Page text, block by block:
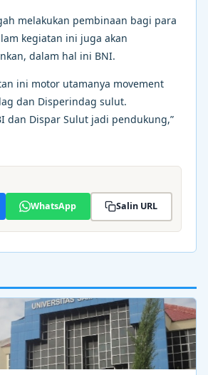
melakukan pembinaan bagi para
kegiatan ini juga akan
dalam hal ini BNI.
ini motor utamanya movement
dan Disperindag sulut.
dan Dispar Sulut jadi pendukung,”
WhatsApp Salin URL